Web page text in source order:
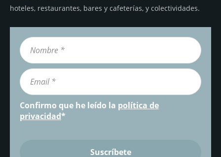
hoteles, restaurantes, bares y cafeterías, y colectividades.
Confirmo que he leído la política de
privacidad*